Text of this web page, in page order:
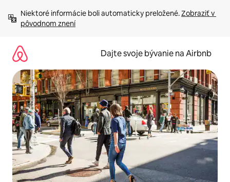
obsah.
Niektoré informácie boli automaticky preložené. Zobraziť v
pôvodnom znení
Dajte svoje bývanie na Airbnb